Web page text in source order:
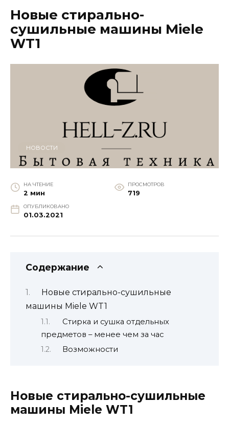
Новые стирально-
сушильные машины Miele
WT1
НОВОСТИ
НА ЧТЕНИЕ
2 мин
ПРОСМОТРОВ
719
ОПУБЛИКОВАНО
01.03.2021
Содержание
Новые стирально-сушильные
машины Miele WT1
Стирка и сушка отдельных
предметов – менее чем за час
Возможности
Новые стирально-сушильные
машины Miele WT1